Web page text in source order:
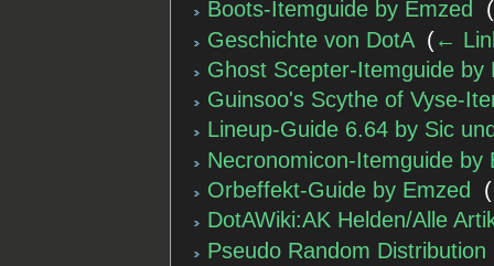
Boots-Itemguide by Emzed
(
Geschichte von DotA‎ (←
Ghost Scepter-Itemguide by
Guinsoo's Scythe of Vyse-
Lineup-Guide 6.64 by Sic
Necronomicon-Itemguide by
Orbeffekt-Guide by Emzed
(
DotAWiki:AK Helden/Alle
Pseudo Random Distribution